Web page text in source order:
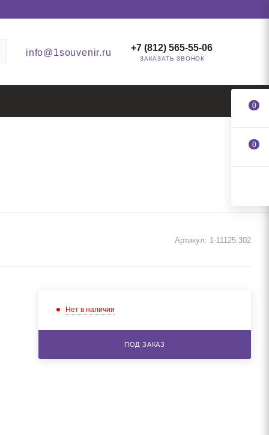
info@1souvenir.ru +7 (812) 565-55-06
ЗАКАЗАТЬ ЗВОНОК
Артикул: 1-11125.302
Нет в наличии
ПОД ЗАКАЗ
0
0